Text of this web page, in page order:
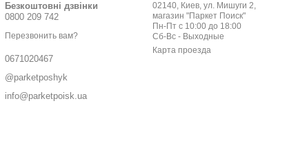
Безкоштовні дзвінки
0800 209 742
Перезвонить вам?
0671020467
@parketposhyk
info@parketpoisk.ua
02140, Киев, ул. Мишуги 2,
магазин "Паркет Поиск"
Пн-Пт с 10:00 до 18:00
Сб-Вс - Выходные
Карта проезда